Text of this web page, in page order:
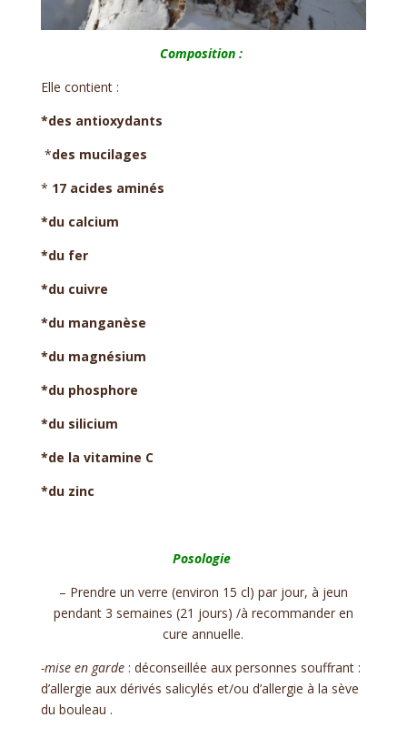
Composition :
Elle contient :
*des antioxydants
*des mucilages
* 17 acides aminés
*du calcium
*du fer
*du cuivre
*du manganèse
*du magnésium
*du phosphore
*du silicium
*de la vitamine C
*du zinc
Posologie
– Prendre un verre (environ 15 cl) par jour, à jeun
pendant 3 semaines (21 jours) /à recommander en
cure annuelle.
-mise en garde: déconseillée aux personnes souffrant :
d’allergie aux dérivés salicylés et/ou d’allergie à la sève
du bouleau .